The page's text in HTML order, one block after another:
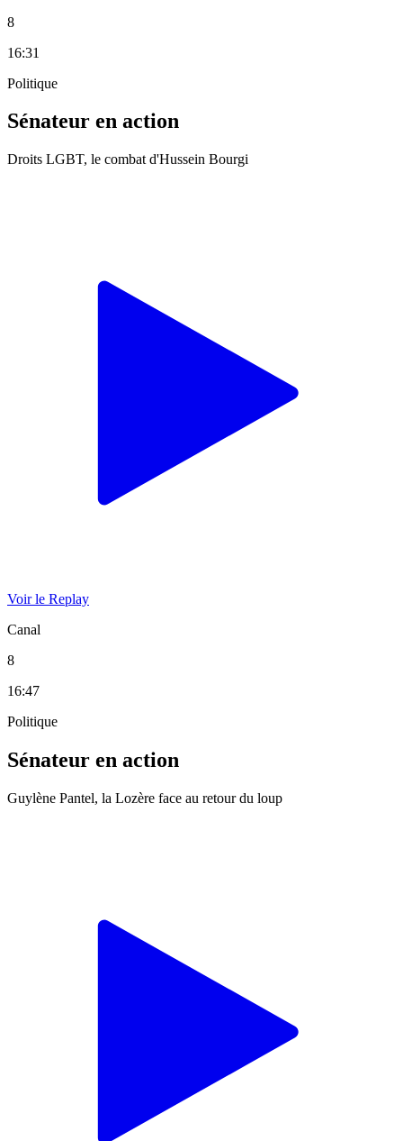
8
16:31
Politique
Sénateur en action
Droits LGBT, le combat d'Hussein Bourgi
Voir le Replay
Canal
8
16:47
Politique
Sénateur en action
Guylène Pantel, la Lozère face au retour du loup